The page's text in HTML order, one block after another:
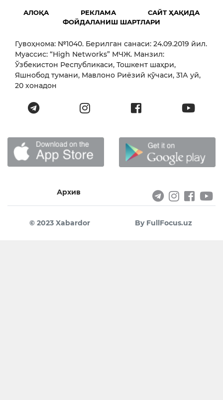
АЛОҚА РЕКЛАМА
САЙТ ҲАҚИДА
ФОЙДАЛАНИШ ШАРТЛАРИ
Гувоҳнома: №1040. Берилган санаси: 24.09.2019 йил.
Муассис: “High Networks” МЧЖ. Манзил:
Ўзбекистон Республикаси, Тошкент шаҳри,
Яшнобод тумани, Мавлоно Риёзий кўчаси, 31А уй,
20 хонадон
Архив
© 2023 Xabardor By FullFocus.uz